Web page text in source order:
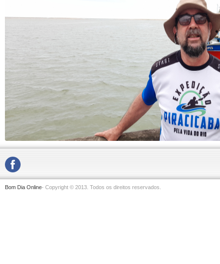
Bom Dia Online- Copyright © 2013. Todos os direitos reservados.